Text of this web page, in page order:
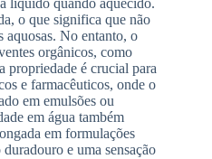
líquido quando aquecido.
o que significa que não
aquosas. No entanto, o
orgânicos, como
propriedade é crucial para
e farmacêuticos, onde o
em emulsões ou
em água também
em formulações
e uma sensação